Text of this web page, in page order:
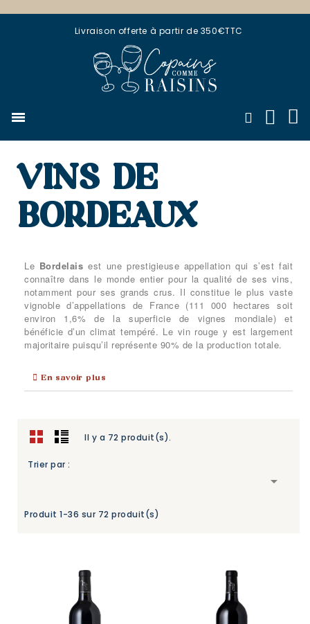
Livraison offerte à partir de 350€TTC
VINS DE
BORDEAUX
Le Bordelais est une prestigieuse appellation qui s’est fait
connaître dans le monde entier pour la qualité de ses vins,
notamment pour ses grands crus. Il constitue le plus vaste
vignoble d’appellations de France (111 000 hectares soit
environ 1,6% de la superficie de vignes mondiale) et
bénéficie d’un climat tempéré. Le vin rouge y est largement
majoritaire puisqu’il représente 90% de la production totale.
En savoir plus
Il y a 72 produit(s).
Trier par :

Produit 1-36 sur 72 produit(s)